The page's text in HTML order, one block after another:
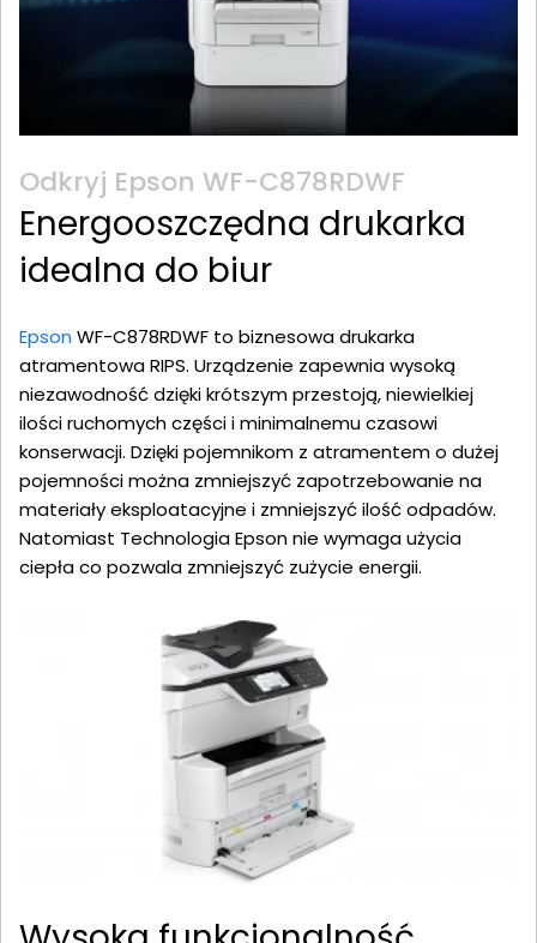
Odkryj Epson WF-C878RDWF
Energooszczędna drukarka
idealna do biur
Epson WF-C878RDWF to biznesowa drukarka
atramentowa RIPS. Urządzenie zapewnia wysoką
niezawodność dzięki krótszym przestoją, niewielkiej
ilości ruchomych części i minimalnemu czasowi
konserwacji. Dzięki pojemnikom z atramentem o dużej
pojemności można zmniejszyć zapotrzebowanie na
materiały eksploatacyjne i zmniejszyć ilość odpadów.
Natomiast Technologia Epson nie wymaga użycia
ciepła co pozwala zmniejszyć zużycie energii.